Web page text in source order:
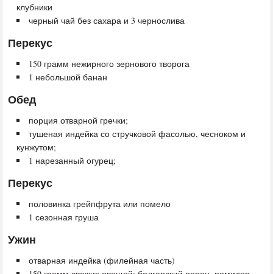
клубники
черный чай без сахара и 3 чернослива
Перекус
150 грамм нежирного зернового творога
1 небольшой банан
Обед
порция отварной гречки;
тушеная индейка со стручковой фасолью, чесноком и
кунжутом;
1 нарезанный огурец;
Перекус
половинка грейпфрута или помело
1 сезонная груша
Ужин
отварная индейка (филейная часть)